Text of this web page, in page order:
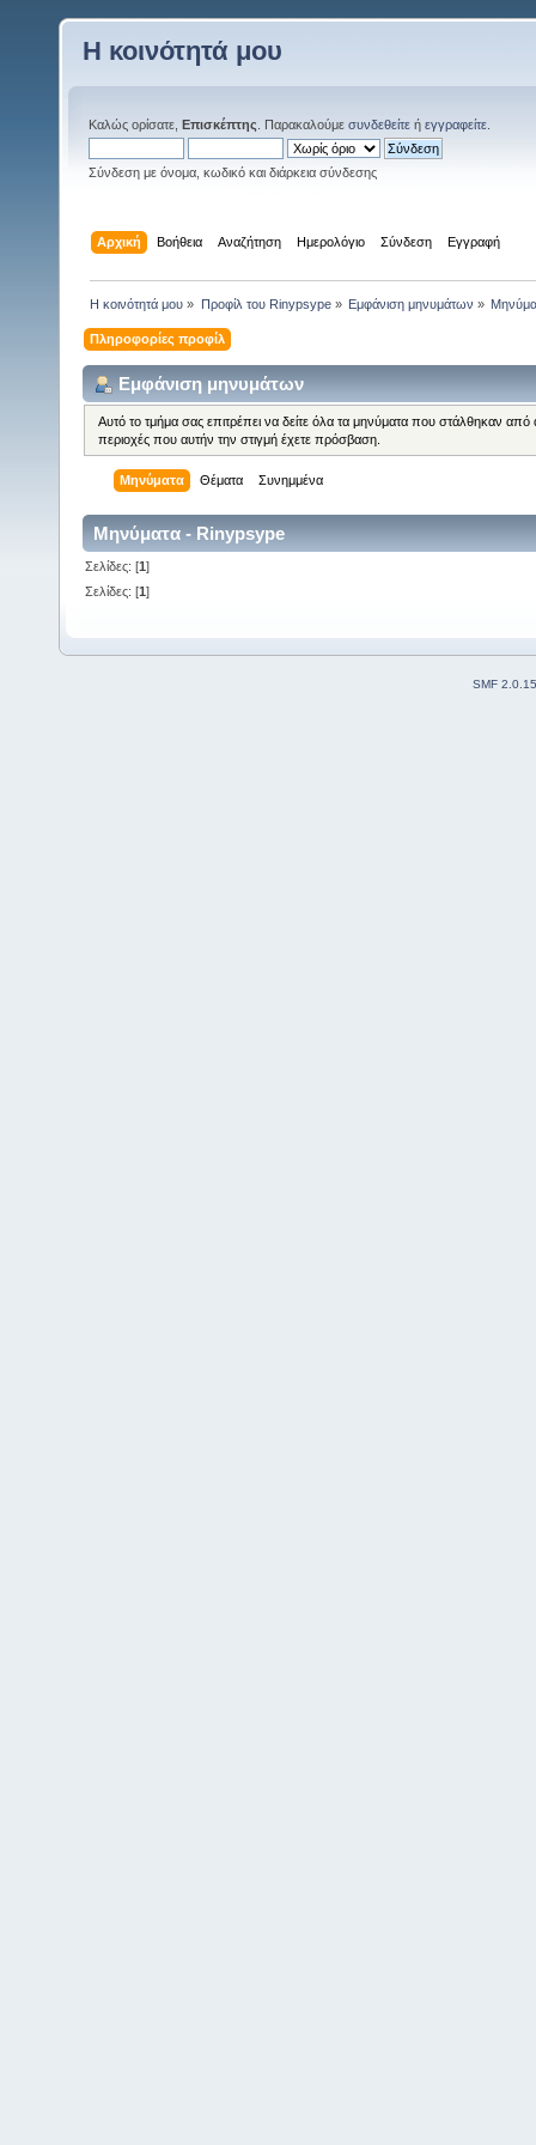
Η κοινότητά μου
Καλώς ορίσατε, Επισκέπτης . Παρακαλούμε συνδεθείτε ή εγγραφείτε
Σύνδεση με όνομα, κωδικό και διάρκεια σύνδεσης
Αρχική Βοήθεια Αναζήτηση Ημερολόγιο Σύνδεση Εγγραφή
Η κοινότητά μου » Προφίλ του Rinypsype» Εμφάνιση μηνυμάτων »
Πληροφορίες προφίλ
Εμφάνιση μηνυμάτων
Αυτό το τμήμα σας επιτρέπει να δείτε όλα τα μηνύματα που στάλθηκαν
περιοχές που αυτήν την στιγμή έχετε πρόσβαση.
Μηνύματα Θέματα Συνημμένα
Μηνύματα - Rinypsype
Σελίδες: [1]
Σελίδες: [1]
SMF 2.0.15